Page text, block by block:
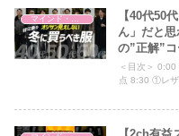
マインド・哲学
【40代50
ん」だと
の”正解”コ
＜目次＞
点 8:30 ①レザ